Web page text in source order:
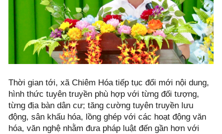
Thời gian tới, xã Chiêm Hóa tiếp tục đổi mới nội dung,
hình thức tuyên truyền phù hợp với từng đối tượng,
từng địa bàn dân cư; tăng cường tuyên truyền lưu
động, sân khấu hóa, lồng ghép với các hoạt động văn
hóa, văn nghệ nhằm đưa pháp luật đến gần hơn với